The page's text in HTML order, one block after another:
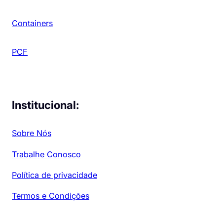
Containers
PCF
Institucional:
Sobre Nós
Trabalhe Conosco
Política de privacidade
Termos e Condições